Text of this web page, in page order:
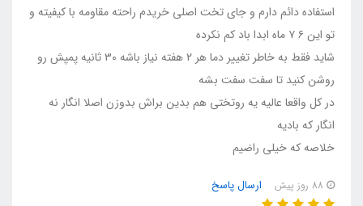
استفاده دائم دارم و جای تخت اصلی خریدم راحته مقاومه با کیفیته و
تو این ۶ ۷ ماه ابدا باد کم نکرده
شاید فقط به خاطر تغییر دما هر ۲ هفته نیاز باشه ۳۰ ثانیه پمپش رو
روشن کنید تا سفت سفت بشه
در کل واقعا عالیه یه روتختی هم بدین براش بدوزن اصلا انگار نه
انگار که بادیه
خلاصه که خیلی راضیم
ارسال پاسخ